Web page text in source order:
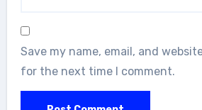
Save my name, email, and
for the next time I comment.